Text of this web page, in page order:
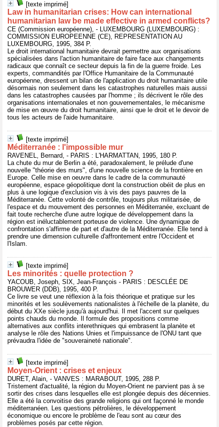
[texte imprimé]
Law in humanitarian crises: How can international
humanitarian law be made effective in armed conflicts?
CE (Commission européenne), - LUXEMBOURG (LUXEMBOURG) :
COMMISSION EUROPEENNE (CE), REPRESENTATION AU
LUXEMBOURG, 1995, 384 P.
Le droit international humanitaire devrait permettre aux organisations
spécialisées dans l'action humanitaire de faire face aux changements
radicaux que connaît ce secteur depuis la fin de la guerre froide. Les
experts, commandités par l'Office Humanitaire de la Communauté
européenne, dressent un bilan de l'application du droit humanitaire utile
désormais non seulement dans les catastrophes naturelles mais aussi
dans les catastrophes causées par l'homme ; ils décrivent le rôle des
organisations internationales et non gouvernementales, le mécanisme
de mise en œuvre du droit humanitaire, ainsi que le droit et le devoir de
tous les acteurs de l'aide humanitaire.
[texte imprimé]
Méditerranée : l'impossible mur
RAVENEL, Bernard, - PARIS : L'HARMATTAN, 1995, 180 P.
La chute du mur de Berlin a été, paradoxalement, le prélude d'une
nouvelle "théorie des murs", d'une nouvelle science de la frontière en
Europe. Celle mise en oeuvre dans le cadre de la communauté
européenne, espace géopolitique dont la construction obéit de plus en
plus à une logique d'exclusion vis à vis des pays pauvres de la
Méditerranée. Cette volonté de contrôle, toujours plus militarisée, de
l'espace et du mouvement des personnes en Méditerranée, excluant de
fait toute recherche d'une autre logique de développement dans la
région est inéluctablement porteuse de violence. Une dynamique de
confrontation s'affirme de part et d'autre de la Méditerranée. Elle tend à
prendre une dimension culturelle d'affrontement entre l'Occident et
l'Islam.
[texte imprimé]
Les minorités : quelle protection ?
YACOUB, Joseph, SIX, Jean-François - PARIS : DESCLÉE DE
BROUWER (DDB), 1995, 400 P.
Ce livre se veut une réflexion à la fois théorique et pratique sur les
minorités et les soulèvements nationalistes à l'échelle de la planète, du
début du XXe siècle jusqu'à aujourd'hui. Il met l'accent sur quelques
points chauds du monde. Il formule des propositions comme
alternatives aux conflits interethniques qui embrasent la planète et
analyse le rôle des Nations Unies et l'impuissance de l'ONU tant que
prévaudra l'idée de "souveraineté nationale".
[texte imprimé]
Moyen-Orient : crises et enjeux
DURET, Alain, - VANVES : MARABOUT, 1995, 288 P.
Tristement d'actualité, la région du Moyen-Orient ne parvient pas à se
sortir des crises dans lesquelles elle est plongée depuis des décennies.
Elle a été la convoitise des grande religions qui ont façonné le monde
méditerranéen. Les questions pétrolières, le développement
économique ou encore le problème de l'eau sont au cœur des
problèmes posés par cette région.